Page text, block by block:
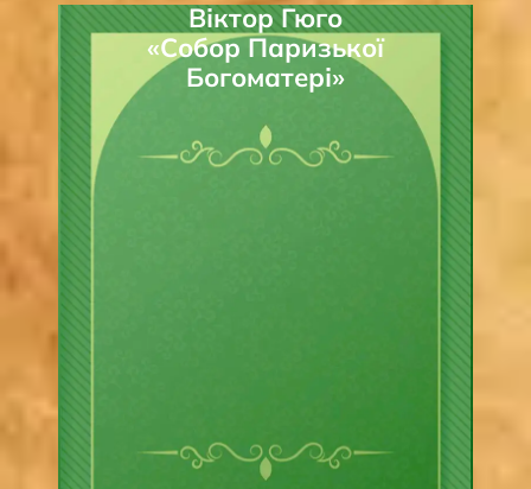
Віктор Гюго
«Собор Паризької
Богоматері»